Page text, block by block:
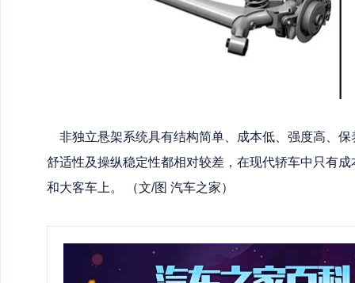
非独立悬架系统具有结构简单、成本低、强度高、
舒适性及操纵稳定性都相对较差，在现代轿车中只有
和大客车上。 （文/图 汽车之家）